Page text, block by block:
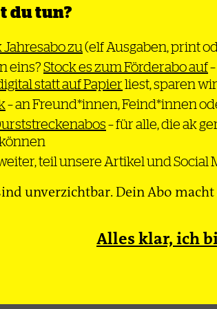
Vereinigung
steht eine
bevor
Impressum
du tun?
zu(elf Ausgaben, print
eins?Stock es zum Förderabo auf
statt auf Papierliest, sparen
– an Freund*innen, Feind*innen
– für alle, die ak
teil unsere Artikel und Social
unverzichtbar. Dein Abo
Alles klar, ich